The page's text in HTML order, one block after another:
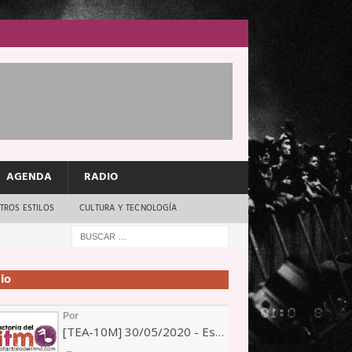
AGENDA RADIO
ESTILOS CULTURA Y TECNOLOGÍA